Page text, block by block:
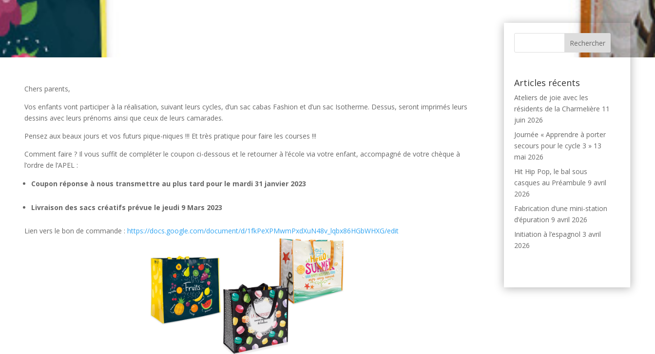
Chers parents,
Vos enfants vont participer à la réalisation, suivant leurs cycles, d’un sac cabas Fashion et d’un sac Isotherme. Dessus, seront imprimés leurs
dessins avec leurs prénoms ainsi que ceux de leurs camarades.
Pensez aux beaux jours et vos futurs pique-niques !!! Et très pratique pour faire les courses !!!
Comment faire ? Il vous suffit de compléter le coupon ci-dessous et le retourner à l’école via votre enfant, accompagné de votre chèque à
l’ordre de l’APEL :
Coupon réponse à nous transmettre au plus tard pour le mardi 31 janvier 2023
Livraison des sacs créatifs prévue le jeudi 9 Mars 2023
Lien vers le bon de commande : https://docs.google.com/document/d/1fkPeXPMwmPxdXuN48v_lqbx86HGbWHXG/edit
Articles récents
Ateliers de joie avec les
résidents de la Charmelière 11
juin 2026
Journée « Apprendre à porter
secours pour le cycle 3 » 13
mai 2026
Hit Hip Pop, le bal sous
casques au Préambule 9 avril
2026
Fabrication d’une mini-station
d’épuration 9 avril 2026
Initiation à l’espagnol 3 avril
2026